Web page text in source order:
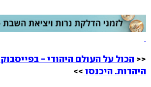
<< הכול על העולם היהודי -
היהדות. היכנסו >>